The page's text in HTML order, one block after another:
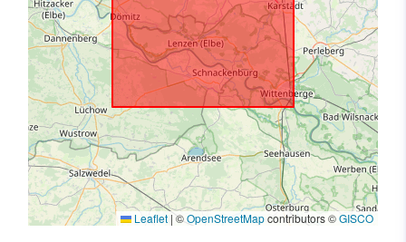
Leaflet |©OpenStreetMapcontributors ©GISCO